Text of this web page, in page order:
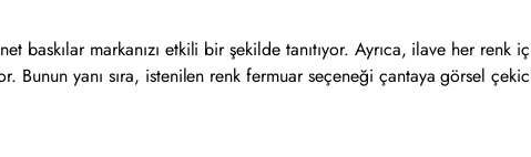
markanızı etkili bir şekilde tanıtıyor. Ayrıca, ilave her renk
yanı sıra, istenilen renk fermuar seçeneği çantaya görsel